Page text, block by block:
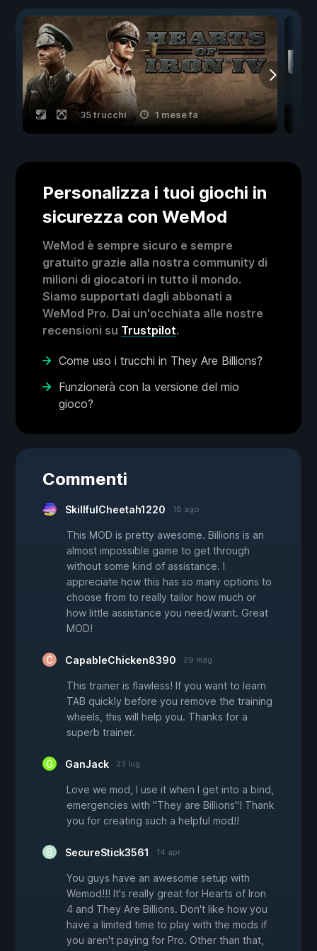
35 trucchi 1 mese fa
Personalizza i tuoi giochi in
sicurezza con WeMod
WeMod è sempre sicuro e sempre
gratuito grazie alla nostra community di
milioni di giocatori in tutto il mondo.
Siamo supportati dagli abbonati a
WeMod Pro. Dai un'occhiata alle nostre
recensioni su Trustpilot.
Come uso i trucchi in They Are Billions?
Funzionerà con la versione del mio
gioco?
Commenti
SkillfulCheetah1220 18 ago
This MOD is pretty awesome. Billions is an
almost impossible game to get through
without some kind of assistance. I
appreciate how this has so many options to
choose from to really tailor how much or
how little assistance you need/want. Great
MOD!
CapableChicken8390 29 mag
This trainer is flawless! If you want to learn
TAB quickly before you remove the training
wheels, this will help you. Thanks for a
superb trainer.
GanJack 23 lug
Love we mod, I use it when I get into a bind,
emergencies with "They are Billions"! Thank
you for creating such a helpful mod!!
SecureStick3561 14 apr
You guys have an awesome setup with
Wemod!!! It's really great for Hearts of Iron
4 and They Are Billions. Don't like how you
have a limited time to play with the mods if
you aren't paying for Pro. Other than that,